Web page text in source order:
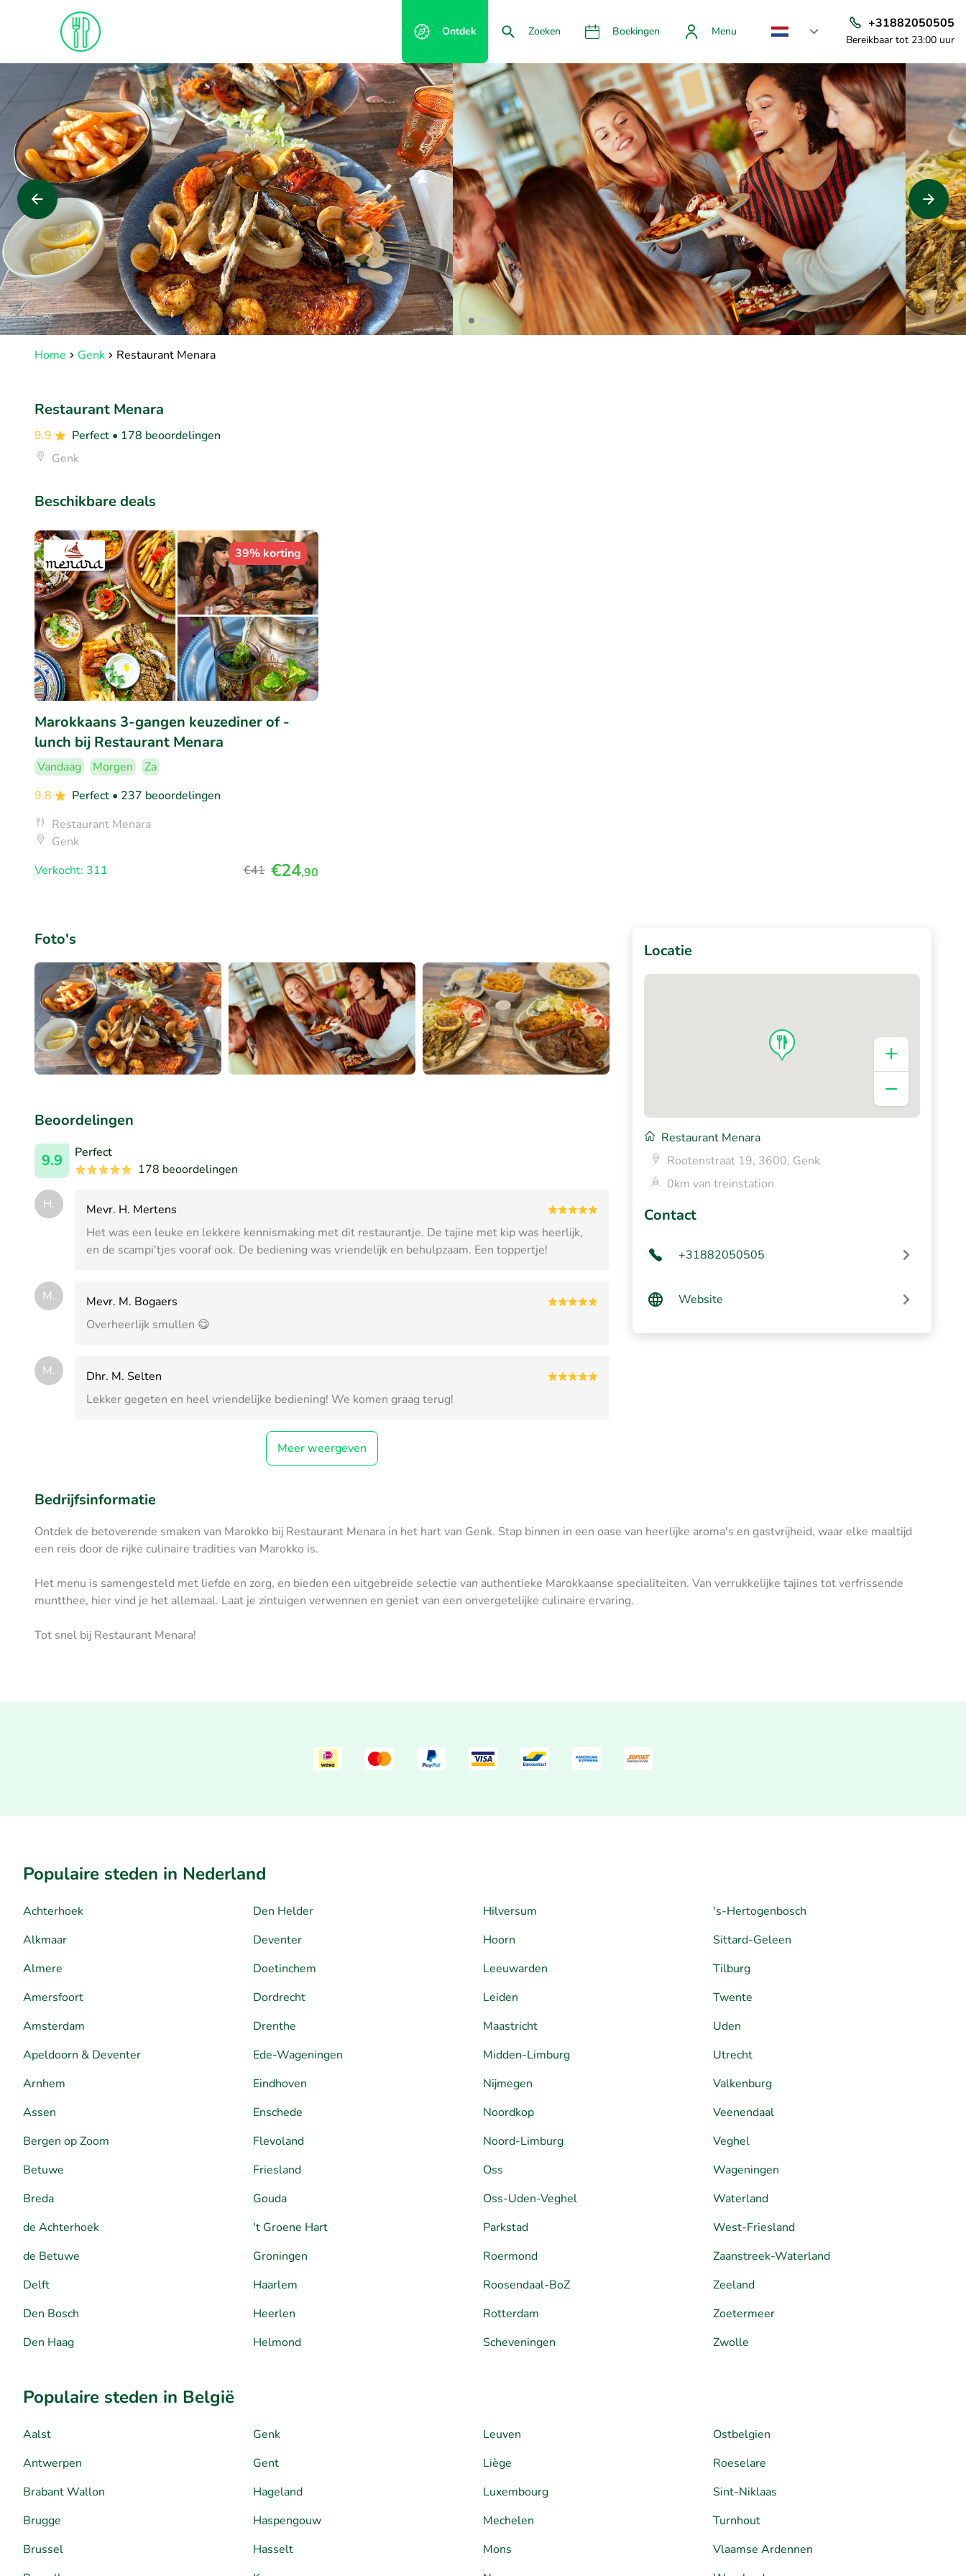
Ontdek Zoeken Boekingen Menu
+31882050505
Bereikbaar tot 23:00 uur
Home Genk Restaurant Menara
Restaurant Menara
9.9 Perfect • 178 beoordelingen
Genk
Beschikbare deals
39% korting
Marokkaans 3-gangen keuzediner of -
lunch bij Restaurant Menara
Vandaag Morgen
Za
9.8
Perfect • 237 beoordelingen
Restaurant Menara
Genk
Verkocht: 311
€41 €24,90
Foto's
Beoordelingen
9.9
Perfect
178 beoordelingen
H.
Mevr. H. Mertens
Het was een leuke en lekkere kennismaking met dit restaurantje. De tajine met kip was heerlijk,
en de scampi'tjes vooraf ook. De bediening was vriendelijk en behulpzaam. Een toppertje!
M.
Mevr. M. Bogaers
Overheerlijk smullen 😋
M.
Dhr. M. Selten
Lekker gegeten en heel vriendelijke bediening! We komen graag terug!
Meer weergeven
Locatie
Restaurant Menara
Rootenstraat 19, 3600, Genk
0km van treinstation
Contact
+31882050505
Website
Bedrijfsinformatie
Ontdek de betoverende smaken van Marokko bij Restaurant Menara in het hart van Genk. Stap binnen in een oase van heerlijke aroma's en gastvrijheid, waar elke maaltijd
een reis door de rijke culinaire tradities van Marokko is.
Het menu is samengesteld met liefde en zorg, en bieden een uitgebreide selectie van authentieke Marokkaanse specialiteiten. Van verrukkelijke tajines tot verfrissende
muntthee, hier vind je het allemaal. Laat je zintuigen verwennen en geniet van een onvergetelijke culinaire ervaring.
Tot snel bij Restaurant Menara!
Populaire steden in Nederland
Achterhoek
Alkmaar
Almere
Amersfoort
Amsterdam
Apeldoorn & Deventer
Arnhem
Assen
Bergen op Zoom
Betuwe
Breda
de Achterhoek
de Betuwe
Delft
Den Bosch
Den Haag
Den Helder
Deventer
Doetinchem
Dordrecht
Drenthe
Ede-Wageningen
Eindhoven
Enschede
Flevoland
Friesland
Gouda
't Groene Hart
Groningen
Haarlem
Heerlen
Helmond
Hilversum
Hoorn
Leeuwarden
Leiden
Maastricht
Midden-Limburg
Nijmegen
Noordkop
Noord-Limburg
Oss
Oss-Uden-Veghel
Parkstad
Roermond
Roosendaal-BoZ
Rotterdam
Scheveningen
's-Hertogenbosch
Sittard-Geleen
Tilburg
Twente
Uden
Utrecht
Valkenburg
Veenendaal
Veghel
Wageningen
Waterland
West-Friesland
Zaanstreek-Waterland
Zeeland
Zoetermeer
Zwolle
Populaire steden in België
Aalst
Antwerpen
Brabant Wallon
Brugge
Brussel
Genk
Gent
Hageland
Haspengouw
Hasselt
Leuven
Liège
Luxembourg
Mechelen
Mons
Ostbelgien
Roeselare
Sint-Niklaas
Turnhout
Vlaamse Ardennen